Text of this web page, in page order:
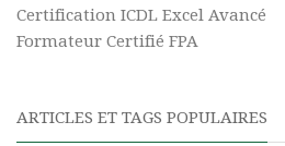
Certification ICDL Excel Avancé
Formateur Certifié FPA
ARTICLES ET TAGS POPULAIRES